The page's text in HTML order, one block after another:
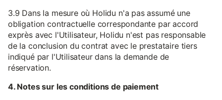
3.9 Dans la mesure où Holidu n'a pas assumé une
obligation contractuelle correspondante par accord
exprès avec l'Utilisateur, Holidu n'est pas responsable
de la conclusion du contrat avec le prestataire tiers
indiqué par l'Utilisateur dans la demande de
réservation.
4. Notes sur les conditions de paiement